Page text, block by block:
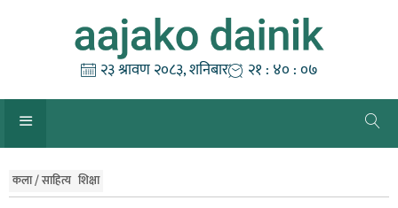
२३ श्रावण २०८३, शनिबार २१ : ४० : ०८
कला / साहित्य शिक्षा